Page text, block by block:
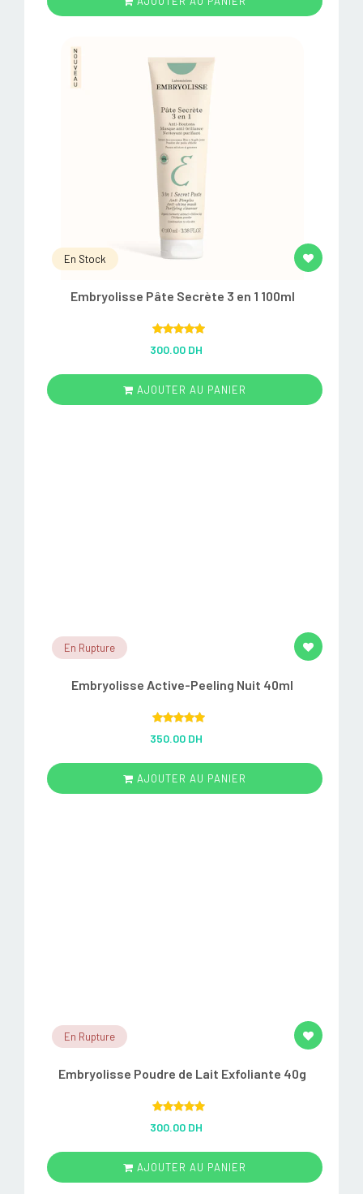
En Stock
Embryolisse Pâte Secrète 3 en 1 100ml
out of 5
300.00 DH
AJOUTER AU PANIER
En Rupture
Embryolisse Active-Peeling Nuit 40ml
out of 5
350.00 DH
AJOUTER AU PANIER
En Rupture
Embryolisse Poudre de Lait Exfoliante 40g
out of 5
300.00 DH
AJOUTER AU PANIER